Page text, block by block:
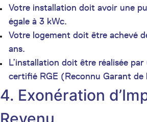
Votre installation doit avoir une
égale à 3 kWc.
Votre logement doit être achevé
ans.
L’installation doit être réalisée
certifié RGE (Reconnu Garant de
4. Exonération
Revenu